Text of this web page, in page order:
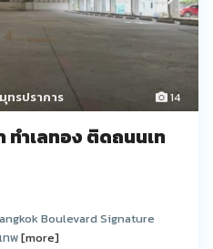
14
ทรปราการ
ทำเลทอง ติดถนนเท
Boulevard Signature
ทพ[more]